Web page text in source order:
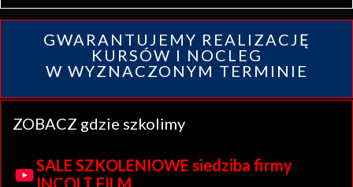
GWARANTUJEMY REALIZACJĘ
KURSÓW I NOCLEG
W WYZNACZONYM TERMINIE
ZOBACZ gdzie szkolimy
SALE SZKOLENIOWE siedziba firmy